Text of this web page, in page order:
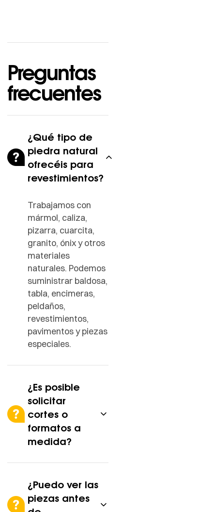
Preguntas
frecuentes
¿Qué tipo de
piedra natural
ofrecéis para
revestimientos?
Trabajamos con
mármol, caliza,
pizarra, cuarcita,
granito, ónix y otros
materiales
naturales. Podemos
suministrar baldosa,
tabla, encimeras,
peldaños,
revestimientos,
pavimentos y piezas
especiales.
¿Es posible
solicitar
cortes o
formatos a
medida?
¿Puedo ver las
piezas antes